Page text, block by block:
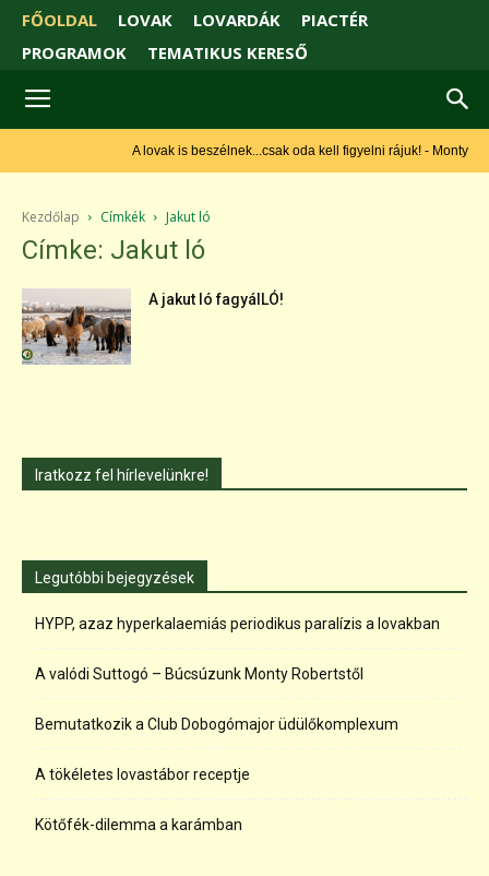
FŐOLDAL LOVAK LOVARDÁK
PIACTÉR
PROGRAMOK
TEMATIKUS KERESŐ
A lovak is beszélnek...csak oda kell figyelni rájuk! - Monty Roberts
Kezdőlap Címkék Jakut ló
Címke: Jakut ló
A jakut ló fagyálLÓ!
Iratkozz fel hírlevelünkre!
Legutóbbi bejegyzések
HYPP, azaz hyperkalaemiás periodikus paralízis a lovakban
A valódi Suttogó – Búcsúzunk Monty Robertstől
Bemutatkozik a Club Dobogómajor üdülőkomplexum
A tökéletes lovastábor receptje
Kötőfék-dilemma a karámban